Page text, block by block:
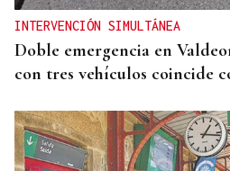
INTERVENCIÓN SIMULTÁNEA
Doble emergencia en
con tres vehículos coincide